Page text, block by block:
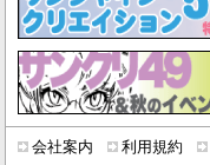
会社案内 利用規約